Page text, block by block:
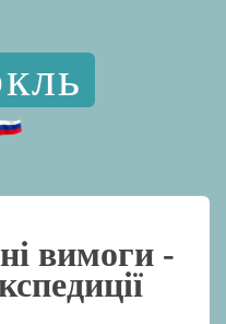
вимоги -